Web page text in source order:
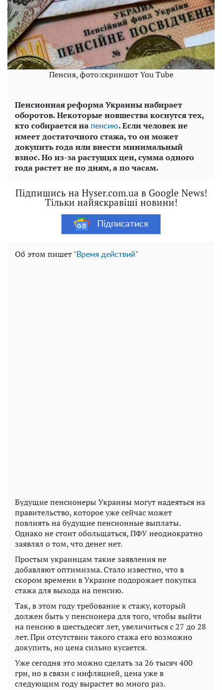
Пенсия, фото:скриншот You Tube
Пенсионная реформа Украины набирает
оборотов. Некоторые новшества коснутся тех,
кто собирается на пенсию. Если человек не
имеет достаточного стажа, то он может
докупить года или внести минимальный
взнос.Но из-за растущих цен, сумма одного
года растет не по дням, а по часам.
Підпишись на Hyser.com.ua в Google News!
Тільки найяскравіші новини!
Підписатися
Об этом пишет " Время действий"
Будущие пенсионеры Украины могут надеяться на
правительство, которое уже сейчас может
повлиять на будущие пенсионные выплаты.
Однако не стоит обольщаться, ПФУ неоднократно
заявлял о том, что денег нет.
Простым украинцам такие заявления не
добавляют оптимизма. Стало известно, что в
скором времени в Украине подорожает покупка
стажа для выхода на пенсию.
Так, в этом году требование к стажу, который
должен быть у пенсионера для того, чтобы выйти
на пенсию в шестьдесят лет, увеличиться с 27 до 28
лет. При отсутствии такого стажа его возможно
докупить, но цена сильно кусается.
Уже сегодня это можно сделать за 26 тысяч 400
грн, но в связи с инфляцией, цена уже в
следующим году вырастет во много раз.